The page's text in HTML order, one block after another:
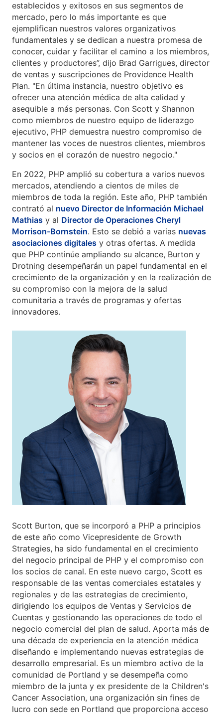
establecidos y exitosos en sus segmentos de
mercado, pero lo más importante es que
ejemplifican nuestros valores organizativos
fundamentales y se dedican a nuestra promesa de
conocer, cuidar y facilitar el camino a los miembros,
clientes y productores”, dijo Brad Garrigues, director
de ventas y suscripciones de Providence Health
Plan. "En última instancia, nuestro objetivo es
ofrecer una atención médica de alta calidad y
asequible a más personas. Con Scott y Shannon
como miembros de nuestro equipo de liderazgo
ejecutivo, PHP demuestra nuestro compromiso de
mantener las voces de nuestros clientes, miembros
y socios en el corazón de nuestro negocio."
En 2022, PHP amplió su cobertura a varios nuevos
mercados, atendiendo a cientos de miles de
miembros de toda la región. Este año, PHP también
contrató al nuevo Director de Información Michael
Mathias y al Director de Operaciones Cheryl
Morrison-Bornstein. Esto se debió a varias nuevas
asociaciones digitales y otras ofertas. A medida
que PHP continúe ampliando su alcance, Burton y
Drotning desempeñarán un papel fundamental en el
crecimiento de la organización y en la realización de
su compromiso con la mejora de la salud
comunitaria a través de programas y ofertas
innovadores.
Scott Burton, que se incorporó a PHP a principios
de este año como Vicepresidente de Growth
Strategies, ha sido fundamental en el crecimiento
del negocio principal de PHP y el compromiso con
los socios de canal. En este nuevo cargo, Scott es
responsable de las ventas comerciales estatales y
regionales y de las estrategias de crecimiento,
dirigiendo los equipos de Ventas y Servicios de
Cuentas y gestionando las operaciones de todo el
negocio comercial del plan de salud. Aporta más de
una década de experiencia en la atención médica
diseñando e implementando nuevas estrategias de
desarrollo empresarial. Es un miembro activo de la
comunidad de Portland y se desempeña como
miembro de la junta y ex presidente de la Children's
Cancer Association, una organización sin fines de
lucro con sede en Portland que proporciona acceso